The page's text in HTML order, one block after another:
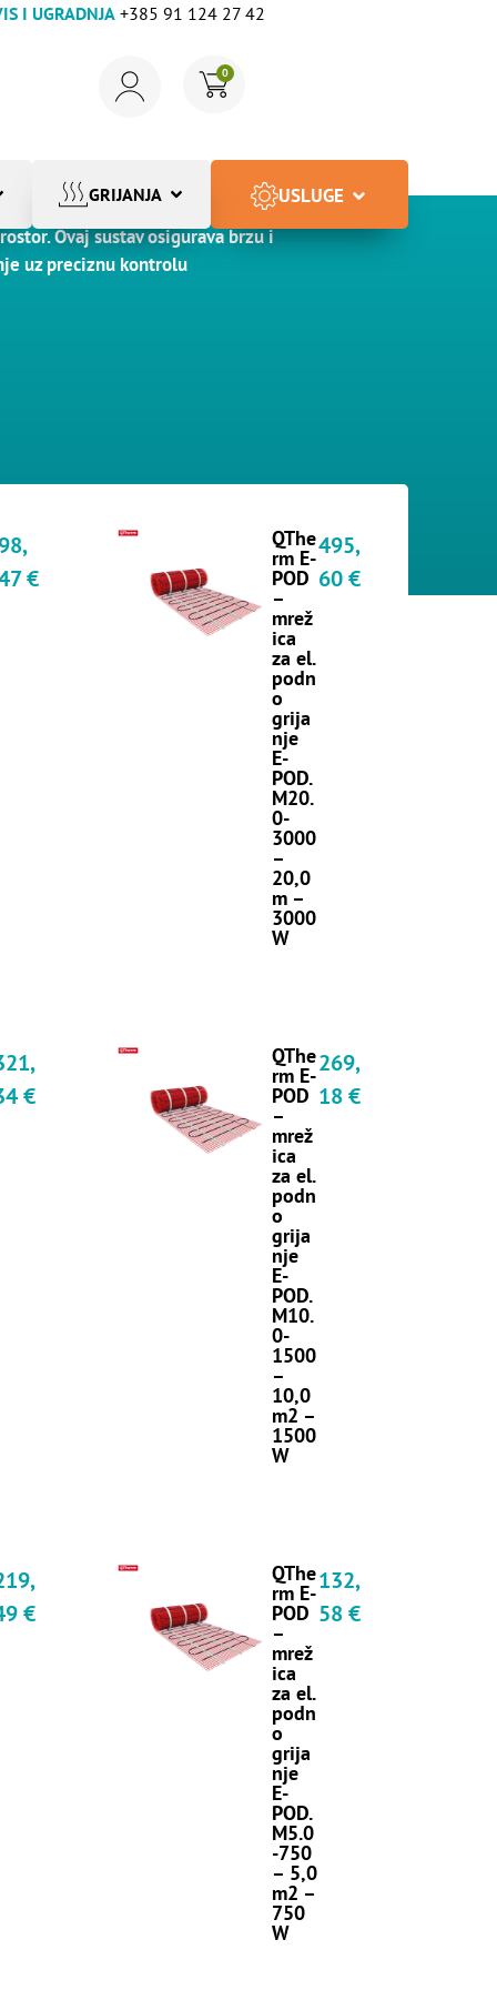
I UGRADNJA+385 91 124 27 42
0
GRIJANJA USLUGE
elemente postavljene ispod
Ovaj sustav osigurava brzu i
uz preciznu kontrolu
98,
€
QThe
rm E-
POD
–
mrež
ica
za el.
podn
o
grija
nje
E-
POD.
M20.
0-
3000
–
20,0
m –
3000
W
495,
60€
€
QThe
rm E-
POD
–
mrež
ica
za el.
podn
o
grija
nje
E-
POD.
M10.
0-
1500
–
10,0
m2 –
1500
W
269,
18€
€
QThe
rm E-
POD
–
mrež
ica
za el.
podn
o
grija
nje
E-
POD.
M5.0
-750
– 5,0
m2 –
750
W
132,
58€